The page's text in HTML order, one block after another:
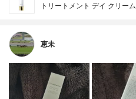
トリートメント デイ クリーム
恵未